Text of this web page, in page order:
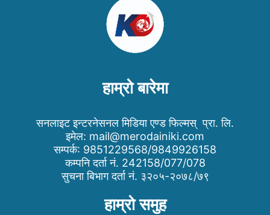
हाम्रो बारेमा
सनलाइट इन्टरनेसनल मिडिया एण्ड फिल्मस् प्रा. लि.
इमेल: mail@merodainiki.com
सम्पर्क: 9851229568/9849926158
कम्पनि दर्ता नं. 242158/077/078
सुचना बिभाग दर्ता नं. ३२०५-२०७८/७९
हाम्रो समुह